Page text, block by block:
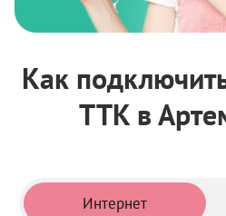
Как
ТТК в
Интернет